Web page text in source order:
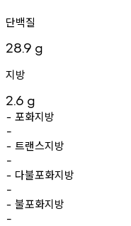
단백질
28.9 g
지방
2.6 g
- 포화지방
-
- 트랜스지방
-
- 다불포화지방
-
- 불포화지방
-